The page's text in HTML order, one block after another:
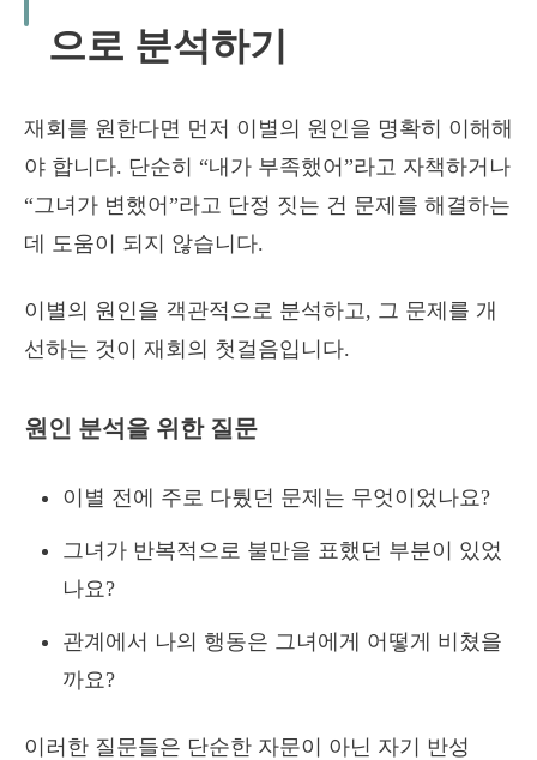
으로 분석하기
재회를 원한다면 먼저 이별의 원인을 명확히 이해해
야 합니다. 단순히 “내가 부족했어”라고 자책하거나
“그녀가 변했어”라고 단정 짓는 건 문제를 해결하는
데 도움이 되지 않습니다.
이별의 원인을 객관적으로 분석하고, 그 문제를 개
선하는 것이 재회의 첫걸음입니다.
원인 분석을 위한 질문
이별 전에 주로 다퉜던 문제는 무엇이었나요?
그녀가 반복적으로 불만을 표했던 부분이 있었
나요?
관계에서 나의 행동은 그녀에게 어떻게 비쳤을
까요?
이러한 질문들은 단순한 자문이 아닌 자기 반성